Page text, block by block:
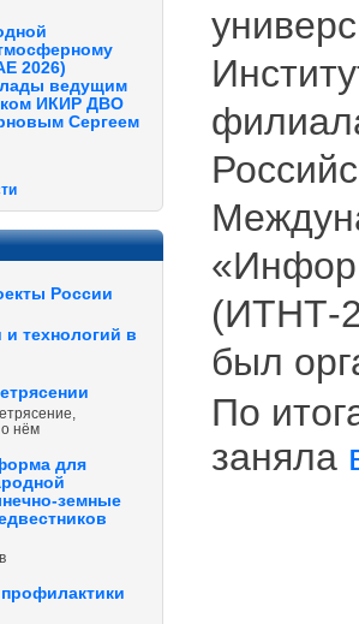
2026)
ведущим
ИКИР ДВО
Сергеем
России
и технологий в
нём
для
земные
(ИТНТ-
был
По
заняла